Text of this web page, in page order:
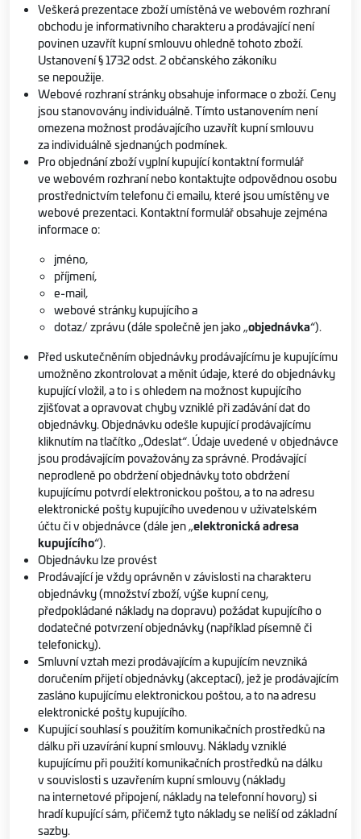
Veškerá prezentace zboží umístěná ve webovém rozhraní
obchodu je informativního charakteru a prodávající není
povinen uzavřít kupní smlouvu ohledně tohoto zboží.
Ustanovení § 1732 odst. 2 občanského zákoníku
se nepoužije.
Webové rozhraní stránky obsahuje informace o zboží. Ceny
jsou stanovovány individuálně. Tímto ustanovením není
omezena možnost prodávajícího uzavřít kupní smlouvu
za individuálně sjednaných podmínek.
Pro objednání zboží vyplní kupující kontaktní formulář
ve webovém rozhraní nebo kontaktujte odpovědnou osobu
prostřednictvím telefonu či emailu, které jsou umístěny ve
webové prezentaci. Kontaktní formulář obsahuje zejména
informace o:
jméno,
příjmení,
e-mail,
webové stránky kupujícího a
dotaz/ zprávu (dále společně jen jako „objednávka“).
Před uskutečněním objednávky prodávajícímu je kupujícímu
umožněno zkontrolovat a měnit údaje, které do objednávky
kupující vložil, a to i s ohledem na možnost kupujícího
zjišťovat a opravovat chyby vzniklé při zadávání dat do
objednávky. Objednávku odešle kupující prodávajícímu
kliknutím na tlačítko „Odeslat“. Údaje uvedené v objednávce
jsou prodávajícím považovány za správné. Prodávající
neprodleně po obdržení objednávky toto obdržení
kupujícímu potvrdí elektronickou poštou, a to na adresu
elektronické pošty kupujícího uvedenou v uživatelském
účtu či v objednávce (dále jen „elektronická adresa
kupujícího“).
Objednávku lze provést
Prodávající je vždy oprávněn v závislosti na charakteru
objednávky (množství zboží, výše kupní ceny,
předpokládané náklady na dopravu) požádat kupujícího o
dodatečné potvrzení objednávky (například písemně či
telefonicky).
Smluvní vztah mezi prodávajícím a kupujícím nevzniká
doručením přijetí objednávky (akceptací), jež je prodávajícím
zasláno kupujícímu elektronickou poštou, a to na adresu
elektronické pošty kupujícího.
Kupující souhlasí s použitím komunikačních prostředků na
dálku při uzavírání kupní smlouvy. Náklady vzniklé
kupujícímu při použití komunikačních prostředků na dálku
v souvislosti s uzavřením kupní smlouvy (náklady
na internetové připojení, náklady na telefonní hovory) si
hradí kupující sám, přičemž tyto náklady se neliší od základní
sazby.